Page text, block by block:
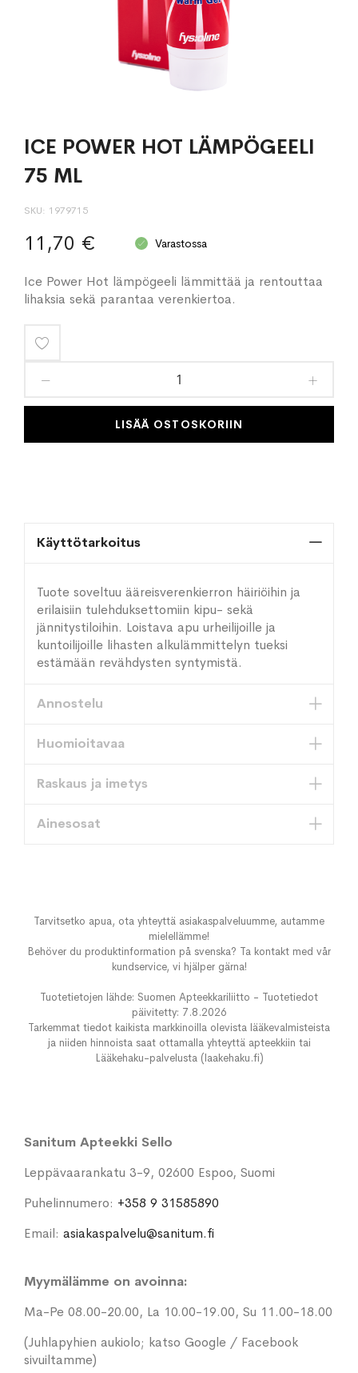
ICE POWER HOT LÄMPÖGEELI
75 ML
SKU 1979715
11,70 € Varastossa
Ice Power Hot lämpögeeli lämmittää ja rentouttaa
lihaksia sekä parantaa verenkiertoa.
toivelistaan
LISÄÄ OSTOSKORIIN
Käyttötarkoitus
Tuote soveltuu ääreisverenkierron häiriöihin ja
erilaisiin tulehduksettomiin kipu- sekä
jännitystiloihin. Loistava apu urheilijoille ja
kuntoilijoille lihasten alkulämmittelyn tueksi
estämään revähdysten syntymistä.
Annostelu
Huomioitavaa
Raskaus ja imetys
Ainesosat
Tarvitsetko apua, ota yhteyttä asiakaspalveluumme, autamme
mielellämme!
Behöver du produktinformation på svenska? Ta kontakt med vår
kundservice, vi hjälper gärna!
Tuotetietojen lähde: Suomen Apteekkariliitto - Tuotetiedot
päivitetty: 7.8.2026
Tarkemmat tiedot kaikista markkinoilla olevista lääkevalmisteista
ja niiden hinnoista saat ottamalla yhteyttä apteekkiin tai
Lääkehaku-palvelusta (laakehaku.fi)
Sanitum Apteekki Sello
Leppävaarankatu 3-9, 02600 Espoo, Suomi
Puhelinnumero: +358 9 31585890
Email: asiakaspalvelu@sanitum.fi
Myymälämme on avoinna:
Ma-Pe 08.00-20.00, La 10.00-19.00, Su 11.00-18.00
(Juhlapyhien aukiolo; katso Google / Facebook
sivuiltamme)